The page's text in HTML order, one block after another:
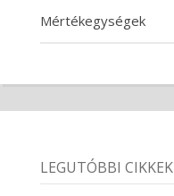
Mértékegységek
LEGUTÓBBI CIKKEK